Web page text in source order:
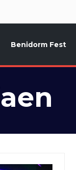
Benidorm Fest